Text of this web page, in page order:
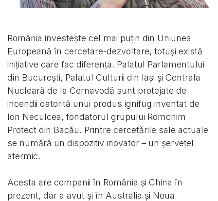
România investeşte cel mai puţin din Uniunea
Europeană în cercetare-dezvoltare, totuşi există
iniţiative care fac diferenţa. Palatul Parlamentului
din Bucureşti, Palatul Culturii din Iaşi şi Centrala
Nucleară de la Cernavodă sunt protejate de
incendii datorită unui produs ignifug inventat de
Ion Neculcea, fondatorul grupului Romchim
Protect din Bacău. Printre cercetările sale actuale
se numără un dispozitiv inovator – un şerveţel
atermic.
Acesta are companii în România şi China în
prezent, dar a avut şi în Australia şi Noua